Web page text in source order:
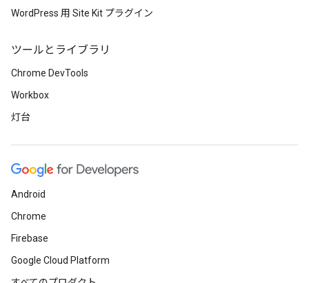
WordPress 用 Site Kit プラグイン
ツールとライブラリ
Chrome DevTools
Workbox
灯台
Android
Chrome
Firebase
Google Cloud Platform